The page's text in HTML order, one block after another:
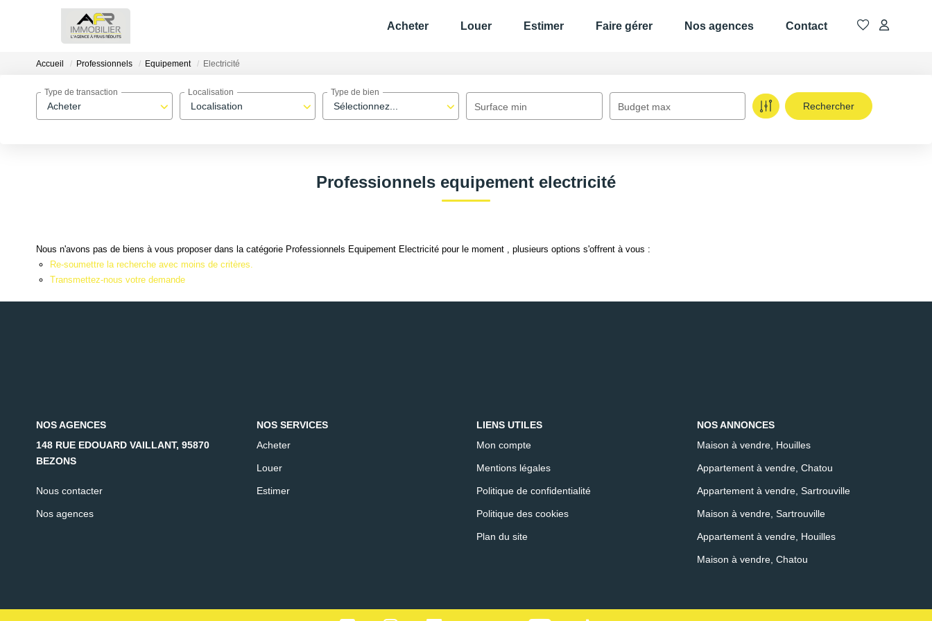
Acheter Louer Estimer Faire gérer Nos agences Contact
Accueil Professionnels Equipement Electricité
Acheter
Type de transaction
Localisation
Localisation
Sélectionnez...
Type de bien
Surface min Budget max
Professionnels equipement electricité
Nous n'avons pas de biens à vous proposer dans la catégorie Professionnels Equipement Electricité pour le moment , plusieurs options s'offrent à vous :
Re-soumettre la recherche avec moins de critères.
Transmettez-nous votre demande
NOS AGENCES
148 RUE EDOUARD VAILLANT, 95870
BEZONS
Nous contacter
Nos agences
NOS SERVICES
Acheter
Louer
Estimer
LIENS UTILES
Mon compte
Mentions légales
Politique de confidentialité
Politique des cookies
Plan du site
NOS ANNONCES
Maison à vendre, Houilles
Appartement à vendre, Chatou
Appartement à vendre, Sartrouville
Maison à vendre, Sartrouville
Appartement à vendre, Houilles
Maison à vendre, Chatou